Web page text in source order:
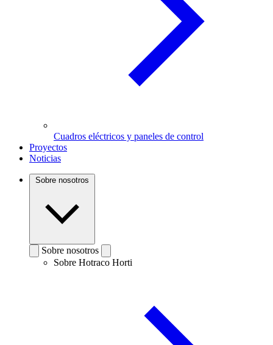
Cuadros eléctricos y paneles de control
Proyectos
Noticias
Sobre nosotros
Sobre nosotros
Sobre Hotraco Horti